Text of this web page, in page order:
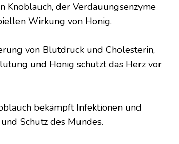
Knoblauch, der Verdauungsenzyme
Wirkung von Honig.
von Blutdruck und Cholesterin,
und Honig schützt das Herz vor
bekämpft Infektionen und
Schutz des Mundes.